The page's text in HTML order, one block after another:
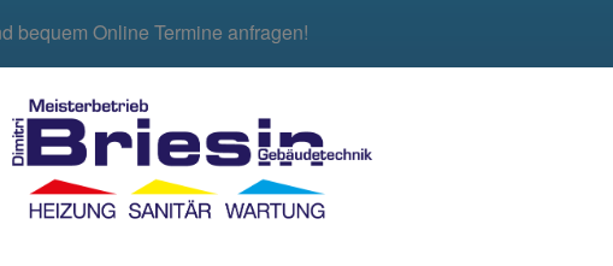
bequem Online Termine anfragen!